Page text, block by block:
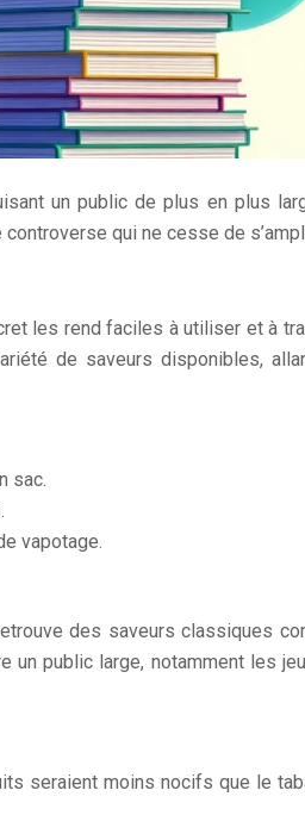
un public de plus en plus
qui ne cesse de
les rend faciles à utiliser et à
de saveurs disponibles,
sac.
vapotage.
des saveurs classiques
public large, notamment les
seraient moins nocifs que le